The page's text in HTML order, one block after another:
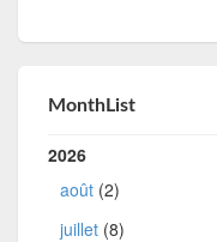
MonthList
2026
août (2)
juillet (8)